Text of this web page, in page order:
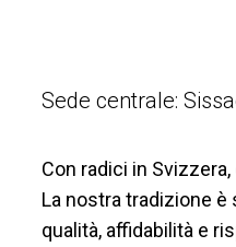
Sede centrale:
Con radici in Svizzera,
La nostra tradizione è
qualità, affidabilità e